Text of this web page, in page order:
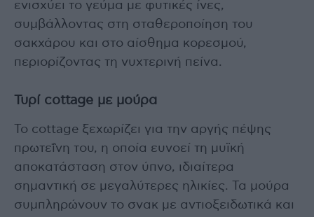
ενισχύει το γεύμα με φυτικές ίνες,
συμβάλλοντας στη σταθεροποίηση του
σακχάρου και στο αίσθημα κορεσμού,
περιορίζοντας τη νυχτερινή πείνα.
Τυρί cottage με μούρα
Το cottage ξεχωρίζει για την αργής πέψης
πρωτεΐνη του, η οποία ευνοεί τη μυϊκή
αποκατάσταση στον ύπνο, ιδιαίτερα
σημαντική σε μεγαλύτερες ηλικίες. Τα μούρα
συμπληρώνουν το σνακ με αντιοξειδωτικά και